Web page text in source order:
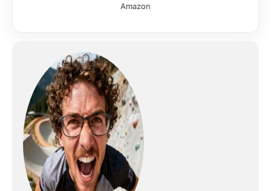
Les verres polarisés
permettant de voir
avec une clarté
exceptionnelle même
dans les conditions
les plus lumineuses.
Que vous pratiquiez
le kitesurf, le paddle
ou la navigation, ces
lunettes de sécurité
Amazon